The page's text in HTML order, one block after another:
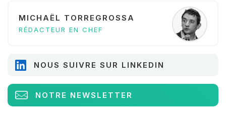
MICHAËL TORREGROSSA
RÉDACTEUR EN CHEF
NOUS SUIVRE SUR LINKEDIN
NOTRE NEWSLETTER